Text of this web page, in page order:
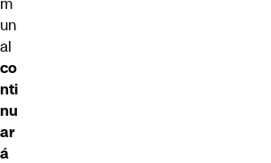
un
al
co
nti
nu
ar
á